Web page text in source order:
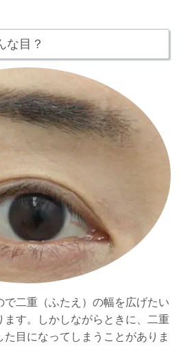
な目？
で二重（ふたえ）の幅を広げたい
ます。しかしながらときに、二重
目になってしまうことがありま